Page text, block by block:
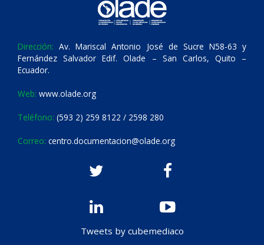
Dirección: Av. Mariscal Antonio José de Sucre N58-63 y
Fernández Salvador Edif. Olade – San Carlos, Quito –
Ecuador.
Web: www.olade.org
Teléfono: (593 2) 259 8122 / 2598 280
Correo: centro.documentacion@olade.org
Tweets by cubemediaco